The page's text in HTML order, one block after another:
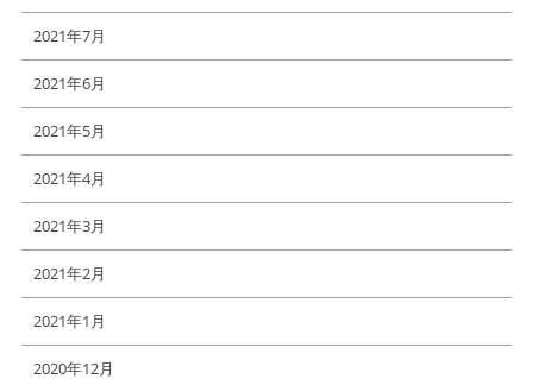
2021年7月
2021年6月
2021年5月
2021年4月
2021年3月
2021年2月
2021年1月
2020年12月